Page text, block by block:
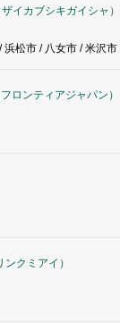
イカブシキガイシャ ）
松市 / 八女市 / 米沢市
フロンティアジャパン ）
ンクミアイ ）